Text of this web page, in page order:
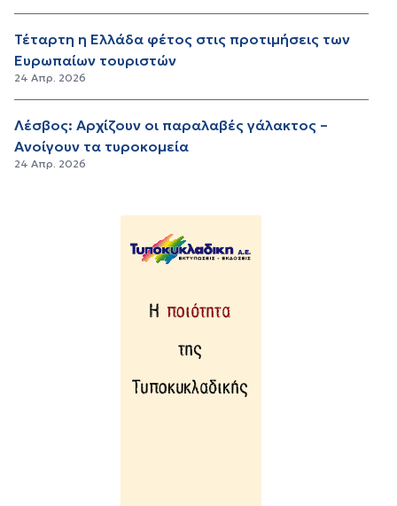
Τέταρτη η Ελλάδα φέτος στις προτιμήσεις των
Ευρωπαίων τουριστών
24 Απρ. 2026
Λέσβος: Αρχίζουν οι παραλαβές γάλακτος –
Ανοίγουν τα τυροκομεία
24 Απρ. 2026